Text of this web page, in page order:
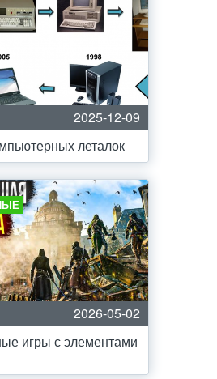
2025-12-09
леталок
2026-05-02
игры с элементами